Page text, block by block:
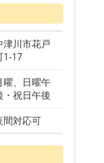
津川市花戸
1-17
曜、日曜午
・祝日午後
間対応可